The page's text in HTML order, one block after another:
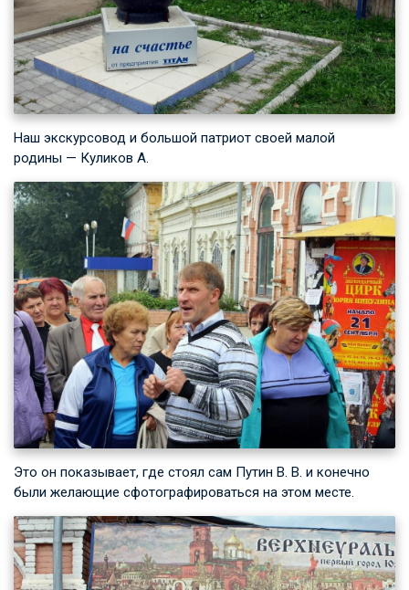
Наш экскурсовод и большой патриот своей малой
родины — Куликов А.
Это он показывает, где стоял сам Путин В. В. и конечно
были желающие сфотографироваться на этом месте.